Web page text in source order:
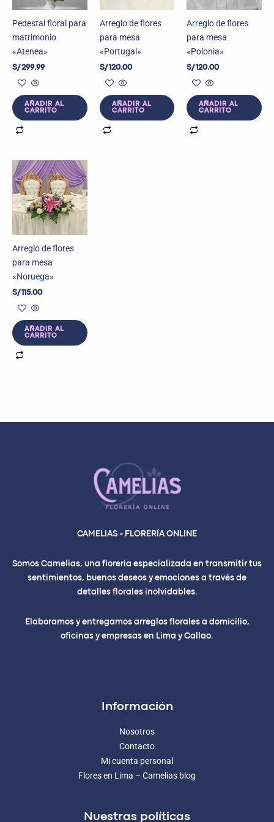
Pedestal floral para
matrimonio
«Atenea»
S/299.99
AÑADIR AL
CARRITO
Arreglo de flores
para mesa
«Portugal»
S/120.00
AÑADIR AL
CARRITO
Arreglo de flores
para mesa
«Polonia»
S/120.00
AÑADIR AL
CARRITO
Arreglo de flores
para mesa
«Noruega»
S/115.00
AÑADIR AL
CARRITO
CAMELIAS - FLORERÍA ONLINE
Somos Camelias, una florería especializada en transmitir tus
sentimientos, buenos deseos y emociones a través de
detalles florales inolvidables.
Elaboramos y entregamos arreglos florales a domicilio,
oficinas y empresas en Lima y Callao.
Información
Nosotros
Contacto
Mi cuenta personal
Flores en Lima – Camelias blog
Nuestras políticas